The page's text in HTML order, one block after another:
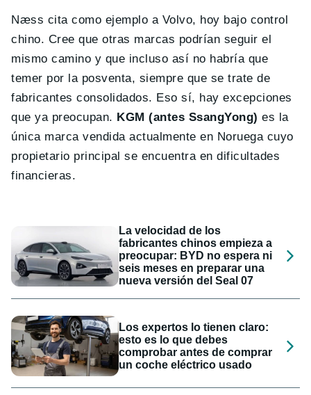
Næss cita como ejemplo a Volvo, hoy bajo control
chino. Cree que otras marcas podrían seguir el
mismo camino y que incluso así no habría que
temer por la posventa, siempre que se trate de
fabricantes consolidados. Eso sí, hay excepciones
que ya preocupan. KGM (antes SsangYong) es la
única marca vendida actualmente en Noruega cuyo
propietario principal se encuentra en dificultades
financieras.
La velocidad de los
fabricantes chinos empieza a
preocupar: BYD no espera ni
seis meses en preparar una
nueva versión del Seal 07
Los expertos lo tienen claro:
esto es lo que debes
comprobar antes de comprar
un coche eléctrico usado